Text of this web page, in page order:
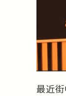
最近街